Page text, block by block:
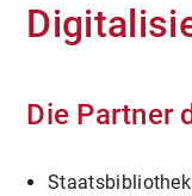
AKTUELLES
Die Partner